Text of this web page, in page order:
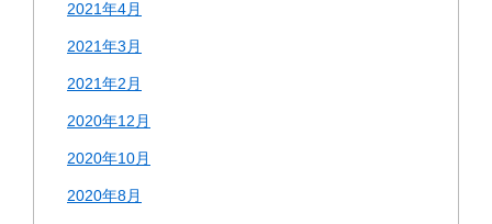
2021年4月
2021年3月
2021年2月
2020年12月
2020年10月
2020年8月